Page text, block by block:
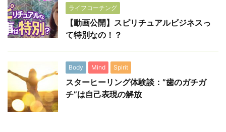
ライフコーチング
【動画公開】スピリチュアルビジネスっ
て特別なの！？
Body Mind Spirit
スターヒーリング体験談：”歯のガチガ
チ”は自己表現の解放